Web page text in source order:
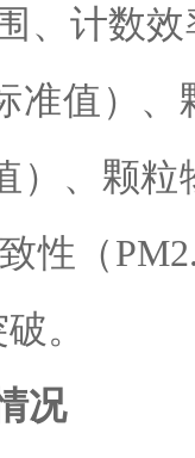
、计数
准值）
）、颗
性（
。
况